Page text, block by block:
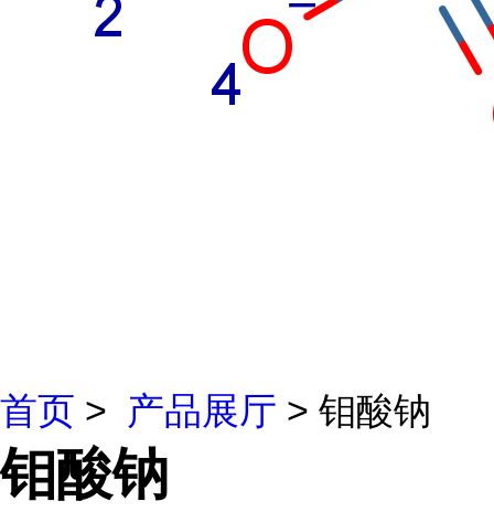
首页 > 产品展厅 > 钼酸钠
钼酸钠